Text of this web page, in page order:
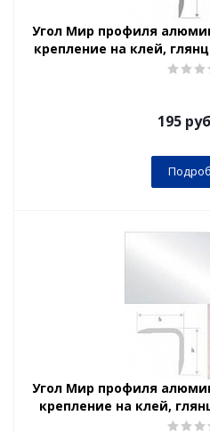
Угол Мир профиля
крепление на клей,
195
Угол Мир профиля
крепление на клей,